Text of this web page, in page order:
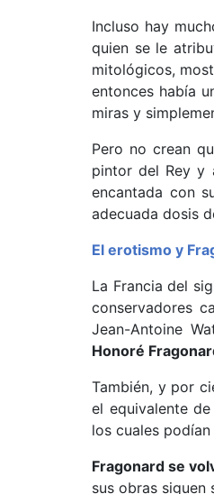
Incluso hay
quien se le
mitológicos,
entonces había
miras y
Pero no crean
pintor del Rey y
encantada con
adecuada dosis
El erotismo y
La Francia del
conservadores
Jean-Antoine
Honoré
También, y por
el equivalente
los cuales
Fragonard se
sus obras siguen